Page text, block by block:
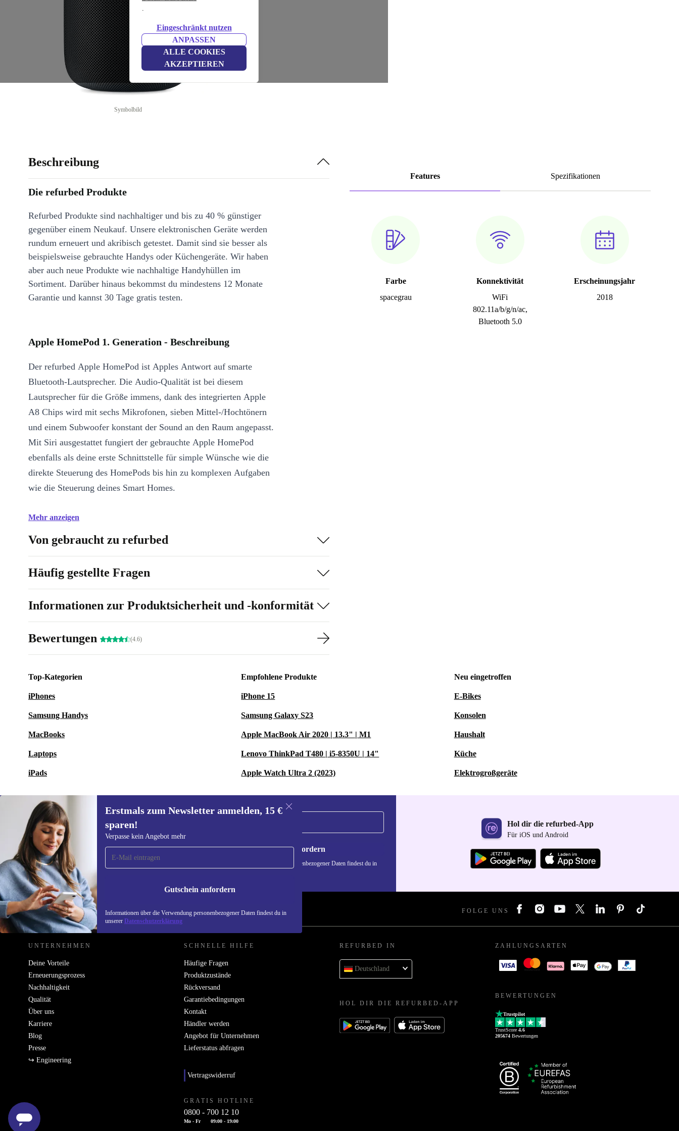
.
Eingeschränkt nutzen
ANPASSEN
ALLE COOKIES
AKZEPTIEREN
Symbolbild
Features Spezifikationen
Farbe
spacegrau
Konnektivität
WiFi
802.11a/b/g/n/ac,
Bluetooth 5.0
Erscheinungsjahr
2018
Beschreibung
Die refurbed Produkte
Refurbed Produkte sind nachhaltiger und bis zu 40 % günstiger
gegenüber einem Neukauf. Unsere elektronischen Geräte werden
rundum erneuert und akribisch getestet. Damit sind sie besser als
beispielsweise gebrauchte Handys oder Küchengeräte. Wir haben
aber auch neue Produkte wie nachhaltige Handyhüllen im
Sortiment. Darüber hinaus bekommst du mindestens 12 Monate
Garantie und kannst 30 Tage gratis testen.
Apple HomePod 1. Generation - Beschreibung
Der refurbed Apple HomePod ist Apples Antwort auf smarte
Bluetooth-Lautsprecher. Die Audio-Qualität ist bei diesem
Lautsprecher für die Größe immens, dank des integrierten Apple
A8 Chips wird mit sechs Mikrofonen, sieben Mittel-/Hochtönern
und einem Subwoofer konstant der Sound an den Raum angepasst.
Mit Siri ausgestattet fungiert der gebrauchte Apple HomePod
ebenfalls als deine erste Schnittstelle für simple Wünsche wie die
direkte Steuerung des HomePods bis hin zu komplexen Aufgaben
wie die Steuerung deines Smart Homes.
Mehr anzeigen
Von gebraucht zu refurbed
Häufig gestellte Fragen
Informationen zur Produktsicherheit und -konformität
Bewertungen (4.6)
Top-Kategorien
iPhones
Samsung Handys
MacBooks
Laptops
iPads
Empfohlene Produkte
iPhone 15
Samsung Galaxy S23
Apple MacBook Air 2020 | 13.3" | M1
Lenovo ThinkPad T480 | i5-8350U | 14"
Apple Watch Ultra 2 (2023)
Neu eingetroffen
E-Bikes
Konsolen
Haushalt
Küche
Elektrogroßgeräte
Erstmals zum Newsletter anmelden, 15 €
sparen!
Verpasse kein Angebot mehr
Gutschein anfordern
Informationen über die Verwendung personenbezogener Daten findest du in
unserer Datenschutzerklärung
Erstmals zum Newsletter
anmelden, 15 € sparen!
Verpasse kein Angebot mehr.
Gutschein anfordern
Informationen über die Verwendung personenbezogener Daten findest du in
Hol dir die refurbed-App
Für iOS und Android
REFURBED DEUTSCHLAND - RETHINK NEW. FOLGE UNS
UNTERNEHMEN
Deine Vorteile
Erneuerungsprozess
Nachhaltigkeit
Qualität
Über uns
Karriere
Blog
Presse
↪ Engineering
SCHNELLE HILFE
Häufige Fragen
Produktzustände
Rückversand
Garantiebedingungen
Kontakt
Händler werden
Angebot für Unternehmen
Lieferstatus abfragen
Vertragswiderruf
GRATIS HOTLINE
0800 - 700 12 10
Mo - Fr 09:00 - 19:00
REFURBED IN
Deutschland
HOL DIR DIE REFURBED-APP
ZAHLUNGSARTEN
BEWERTUNGEN
Trustpilot
TrustScore 4.6
205674 Bewertungen